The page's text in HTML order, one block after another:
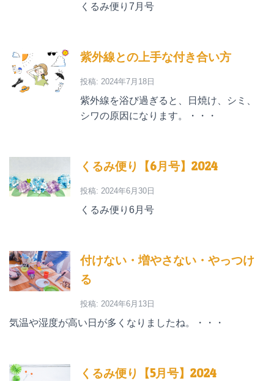
くるみ便り7月号
紫外線との上手な付き合い方
投稿: 2024年7月18日
紫外線を浴び過ぎると、日焼け、シミ、
シワの原因になります。・・・
くるみ便り【6月号】2024
投稿: 2024年6月30日
くるみ便り6月号
付けない・増やさない・やっつけ
る
投稿: 2024年6月13日
気温や湿度が高い日が多くなりましたね。・・・
くるみ便り【5月号】2024